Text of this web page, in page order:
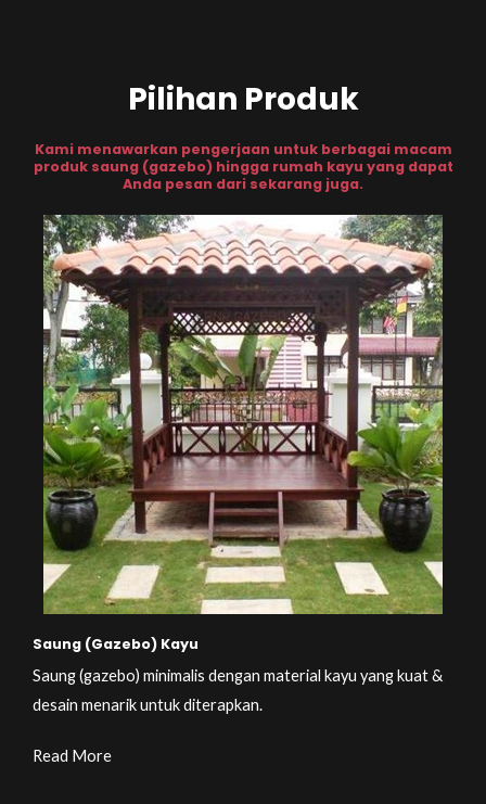
Pilihan Produk
Kami menawarkan pengerjaan untuk berbagai macam
produk saung (gazebo) hingga rumah kayu yang dapat
Anda pesan dari sekarang juga.
Saung (Gazebo) Kayu
Saung (gazebo) minimalis dengan material kayu yang kuat &
desain menarik untuk diterapkan.
Read More